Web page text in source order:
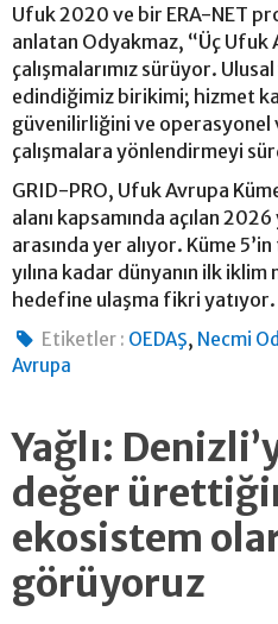
Ufuk 2020 ve bir ERA-NET
anlatan Odyakmaz, “Üç Ufuk
çalışmalarımız sürüyor.
edindiğimiz birikimi; hizmet
güvenilirliğini ve operasyonel
çalışmalara yönlendirmeyi
GRID-PRO, Ufuk Avrupa
alanı kapsamında açılan
arasında yer alıyor. Küme
yılına kadar dünyanın ilk iklim
hedefine ulaşma fikri yatıyor.
Etiketler : OEDAŞ, Necmi
Avrupa
Yağlı:
değer
ekosistem
görüyoruz